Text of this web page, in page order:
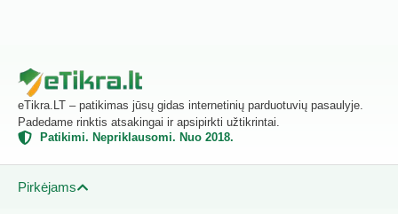
eTikra.LT – patikimas jūsų gidas internetinių parduotuvių pasaulyje.
Padedame rinktis atsakingai ir apsipirkti užtikrintai.
Patikimi. Nepriklausomi. Nuo 2018.
Pirkėjams